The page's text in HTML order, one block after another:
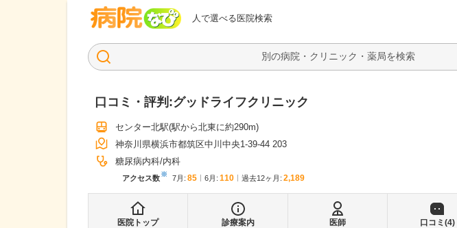
人で選べる医院検索
病院なび
検索
口コミ・評判:グッドライフクリニック
センター北駅(駅から北東に約290m)
神奈川県横浜市都筑区中川中央1-39-44 203
糖尿病内科 内科
アクセス数※ 7月 : 85 6月 : 110 過去12ヶ月: 2,189
医院トップ 診療案内 医師 口コミ(4)